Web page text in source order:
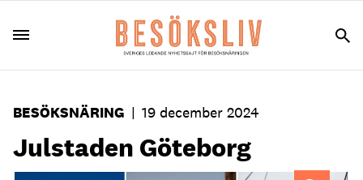
BESÖKSNÄRING | 19 december 2024
Julstaden Göteborg